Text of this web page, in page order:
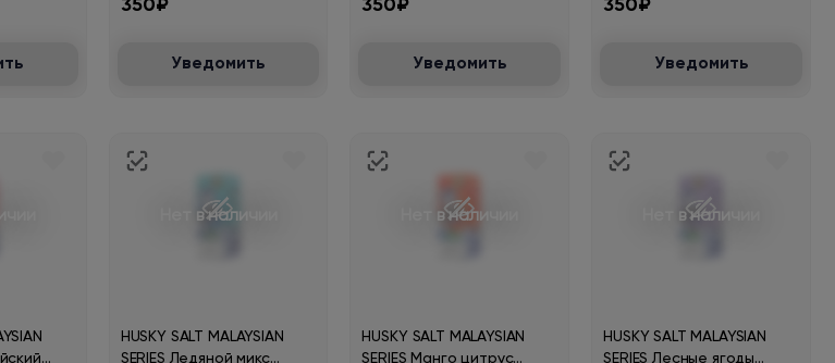
350₽
Уведомить
350₽
Уведомить
30мл.20мг.
350₽
Уведомить
Нет в наличии
HUSKY SALT MALAYSIAN
SERIES Ледяной микс
Нет в наличии
HUSKY SALT MALAYSIAN
SERIES Манго цитрус
Нет в наличии
HUSKY SALT MALAYSIAN
SERIES Лесные ягоды